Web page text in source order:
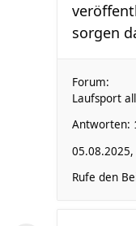
sorgen
Forum:
Laufsport
Antworten:
05.08.2025,
Rufe den